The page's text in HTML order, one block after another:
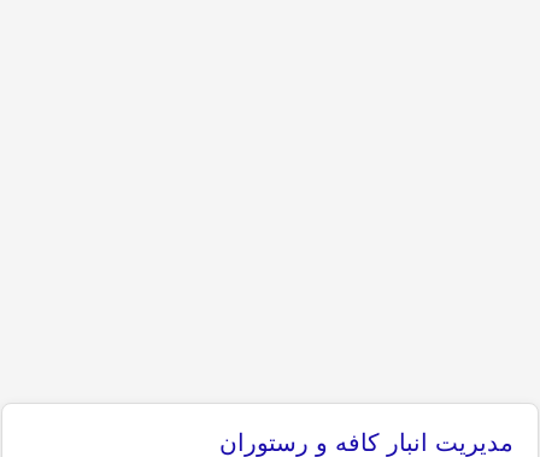
مدیریت انبار کافه و رستوران